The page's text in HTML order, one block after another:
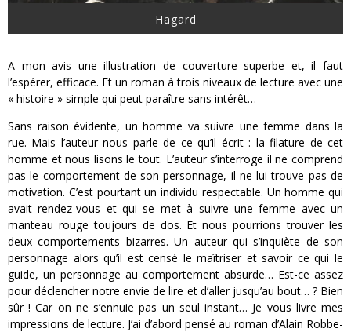
Hagard
A mon avis une illustration de couverture superbe et, il faut
l’espérer, efficace. Et un roman à trois niveaux de lecture avec une
« histoire » simple qui peut paraître sans intérêt…
Sans raison évidente, un homme va suivre une femme dans la
rue. Mais l’auteur nous parle de ce qu’il écrit : la filature de cet
homme et nous lisons le tout. L’auteur s’interroge il ne comprend
pas le comportement de son personnage, il ne lui trouve pas de
motivation. C’est pourtant un individu respectable. Un homme qui
avait rendez-vous et qui se met à suivre une femme avec un
manteau rouge toujours de dos. Et nous pourrions trouver les
deux comportements bizarres. Un auteur qui s’inquiète de son
personnage alors qu’il est censé le maîtriser et savoir ce qui le
guide, un personnage au comportement absurde… Est-ce assez
pour déclencher notre envie de lire et d’aller jusqu’au bout… ? Bien
sûr ! Car on ne s’ennuie pas un seul instant… Je vous livre mes
impressions de lecture. J’ai d’abord pensé au roman d’Alain Robbe-